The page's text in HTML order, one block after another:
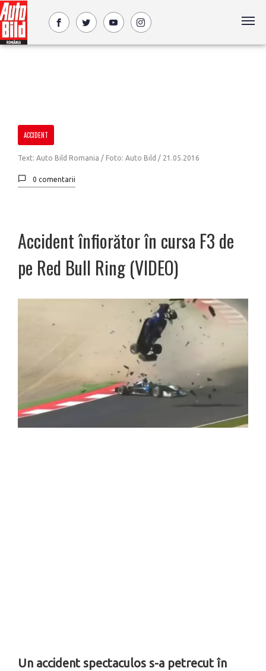
ACCIDENT
Text: Auto Bild Romania / Foto: Auto Bild / 21.05.2016
0 comentarii
Accident înfiorător în cursa F3 de
pe Red Bull Ring (VIDEO)
Un accident spectaculos s-a petrecut în